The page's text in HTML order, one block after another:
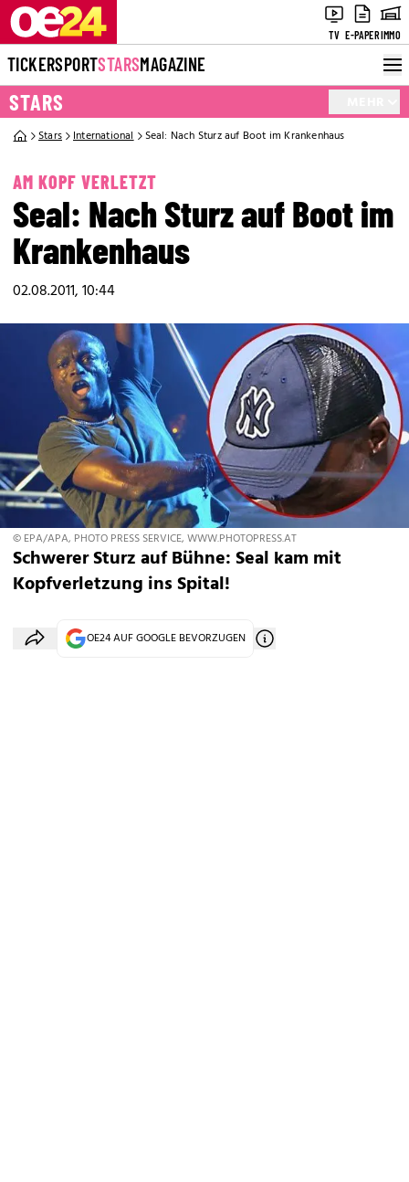
TV E-PAPERIMMO
TICKERSPORTSTARSMAGAZINE
STARS
Stars International Seal: Nach Sturz auf Boot im Krankenhaus
AM KOPF VERLETZT
Seal: Nach Sturz auf Boot im
Krankenhaus
02.08.2011, 10:44
© EPA/APA, PHOTO PRESS SERVICE, WWW.PHOTOPRESS.AT
Schwerer Sturz auf Bühne: Seal kam mit
Kopfverletzung ins Spital!
OE24 AUF GOOGLE BEVORZUGEN